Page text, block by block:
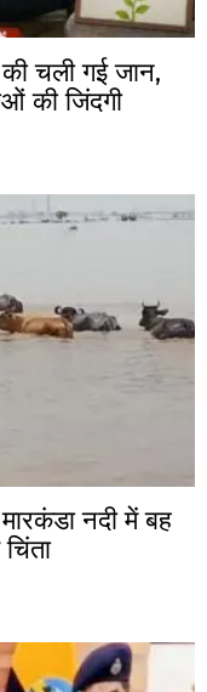
चली गई जान,
की जिंदगी
नदी में बह